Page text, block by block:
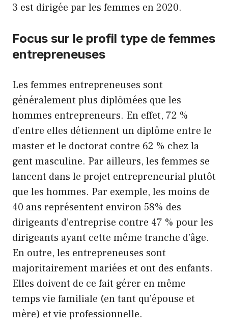
3 est dirigée par les femmes en 2020.
Focus sur le profil type de femmes
entrepreneuses
Les femmes entrepreneuses sont
généralement plus diplômées que les
hommes entrepreneurs. En effet, 72 %
d’entre elles détiennent un diplôme entre le
master et le doctorat contre 62 % chez la
gent masculine. Par ailleurs, les femmes se
lancent dans le projet entrepreneurial plutôt
que les hommes. Par exemple, les moins de
40 ans représentent environ 58% des
dirigeants d’entreprise contre 47 % pour les
dirigeants ayant cette même tranche d’âge.
En outre, les entrepreneuses sont
majoritairement mariées et ont des enfants.
Elles doivent de ce fait gérer en même
temps vie familiale (en tant qu’épouse et
mère) et vie professionnelle.